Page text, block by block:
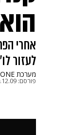
אחרי
לעזור לו". קנדה
מערכת ONE
פורסם: 13:00